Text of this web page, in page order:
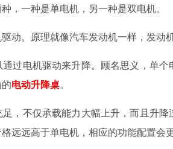
，一种是单电机，另一种是双电机。
动。原理就像汽车发动机一样，发动
过电机驱动来升降。顾名思义，单
电动升降桌。
，不仅承载能力大幅上升，而且升
远远高于单电机，相应的功能配置会更